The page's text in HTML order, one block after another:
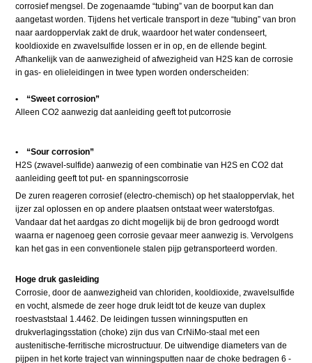
corrosief mengsel. De zogenaamde “tubing” van de boorput kan dan
aangetast worden. Tijdens het verticale transport in deze “tubing” van bron
naar aardoppervlak zakt de druk, waardoor het water condenseert,
kooldioxide en zwavelsulfide lossen er in op, en de ellende begint.
Afhankelijk van de aanwezigheid of afwezigheid van H2S kan de corrosie
in gas- en olieleidingen in twee typen worden onderscheiden:
• “Sweet corrosion”
Alleen CO2 aanwezig dat aanleiding geeft tot putcorrosie
• “Sour corrosion”
H2S (zwavel-sulfide) aanwezig of een combinatie van H2S en CO2 dat
aanleiding geeft tot put- en spanningscorrosie
De zuren reageren corrosief (electro-chemisch) op het staaloppervlak, het
ijzer zal oplossen en op andere plaatsen ontstaat weer waterstofgas.
Vandaar dat het aardgas zo dicht mogelijk bij de bron gedroogd wordt
waarna er nagenoeg geen corrosie gevaar meer aanwezig is. Vervolgens
kan het gas in een conventionele stalen pijp getransporteerd worden.
Hoge druk gasleiding
Corrosie, door de aanwezigheid van chloriden, kooldioxide, zwavelsulfide
en vocht, alsmede de zeer hoge druk leidt tot de keuze van duplex
roestvaststaal 1.4462. De leidingen tussen winningsputten en
drukverlagingsstation (choke) zijn dus van CrNiMo-staal met een
austenitische-ferritische microstructuur. De uitwendige diameters van de
pijpen in het korte traject van winningsputten naar de choke bedragen 6 -